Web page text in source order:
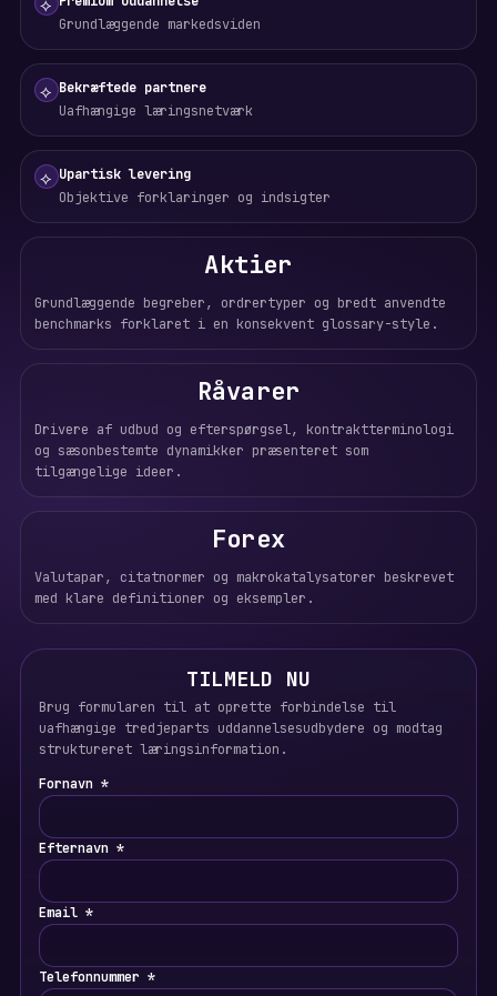
⟡
Grundlæggende markedsviden
⟡ Bekræftede partnere
Uafhængige læringsnetværk
⟡ Upartisk levering
Objektive forklaringer og indsigter
Aktier
Grundlæggende begreber, ordrertyper og bredt anvendte
benchmarks forklaret i en konsekvent glossary-style.
Råvarer
Drivere af udbud og efterspørgsel, kontraktterminologi
og sæsonbestemte dynamikker præsenteret som
tilgængelige ideer.
Forex
Valutapar, citatnormer og makrokatalysatorer beskrevet
med klare definitioner og eksempler.
TILMELD NU
Brug formularen til at oprette forbindelse til
uafhængige tredjeparts uddannelsesudbydere og modtag
struktureret læringsinformation.
Fornavn *
Efternavn *
Email *
Telefonnummer *